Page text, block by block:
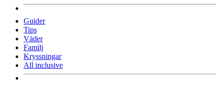
Guider
Tips
Väder
Familj
Kryssningar
All inclusive